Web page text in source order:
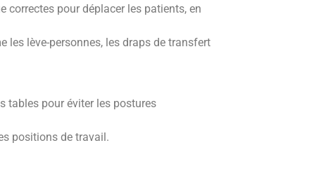
correctes pour déplacer les patients, en
les lève-personnes, les draps de transfert
tables pour éviter les postures
positions de travail.